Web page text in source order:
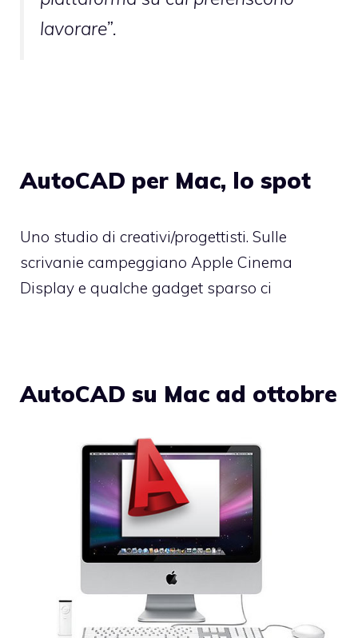
lavorare”.
AutoCAD per Mac, lo spot
Uno studio di creativi/progettisti. Sulle
scrivanie campeggiano Apple Cinema
Display e qualche gadget sparso ci
AutoCAD su Mac ad ottobre